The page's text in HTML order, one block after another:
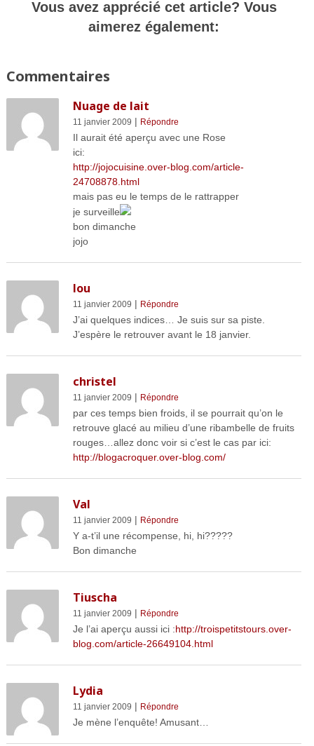
Vous avez apprécié cet article? Vous
aimerez également:
Commentaires
Nuage de lait
11 janvier 2009 | Répondre
Il aurait été aperçu avec une Rose
ici:
http://jojocuisine.over-blog.com/article-
24708878.html
mais pas eu le temps de le rattrapper
je surveille
bon dimanche
jojo
lou
11 janvier 2009 | Répondre
J’ai quelques indices… Je suis sur sa piste.
J’espère le retrouver avant le 18 janvier.
christel
11 janvier 2009 | Répondre
par ces temps bien froids, il se pourrait qu’on le
retrouve glacé au milieu d’une ribambelle de fruits
rouges…allez donc voir si c’est le cas par ici:
http://blogacroquer.over-blog.com/
Val
11 janvier 2009 | Répondre
Y a-t’il une récompense, hi, hi?????
Bon dimanche
Tiuscha
11 janvier 2009 | Répondre
Je l’ai aperçu aussi ici :http://troispetitstours.over-
blog.com/article-26649104.html
Lydia
11 janvier 2009 | Répondre
Je mène l’enquête! Amusant…